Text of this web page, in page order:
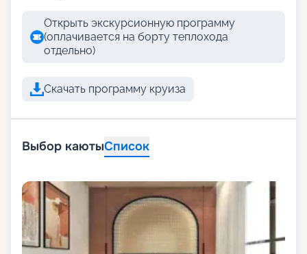
Открыть экскурсионную программу
(оплачивается на борту теплохода
отдельно)
Скачать программу круиза
Выбор каютыСписок